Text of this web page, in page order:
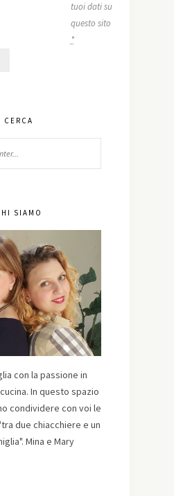
tuoi dati su
questo sito
*
CERCA
SIAMO
con la passione in
In questo spazio
condividere con voi le
due chiacchiere e un
Mina e Mary